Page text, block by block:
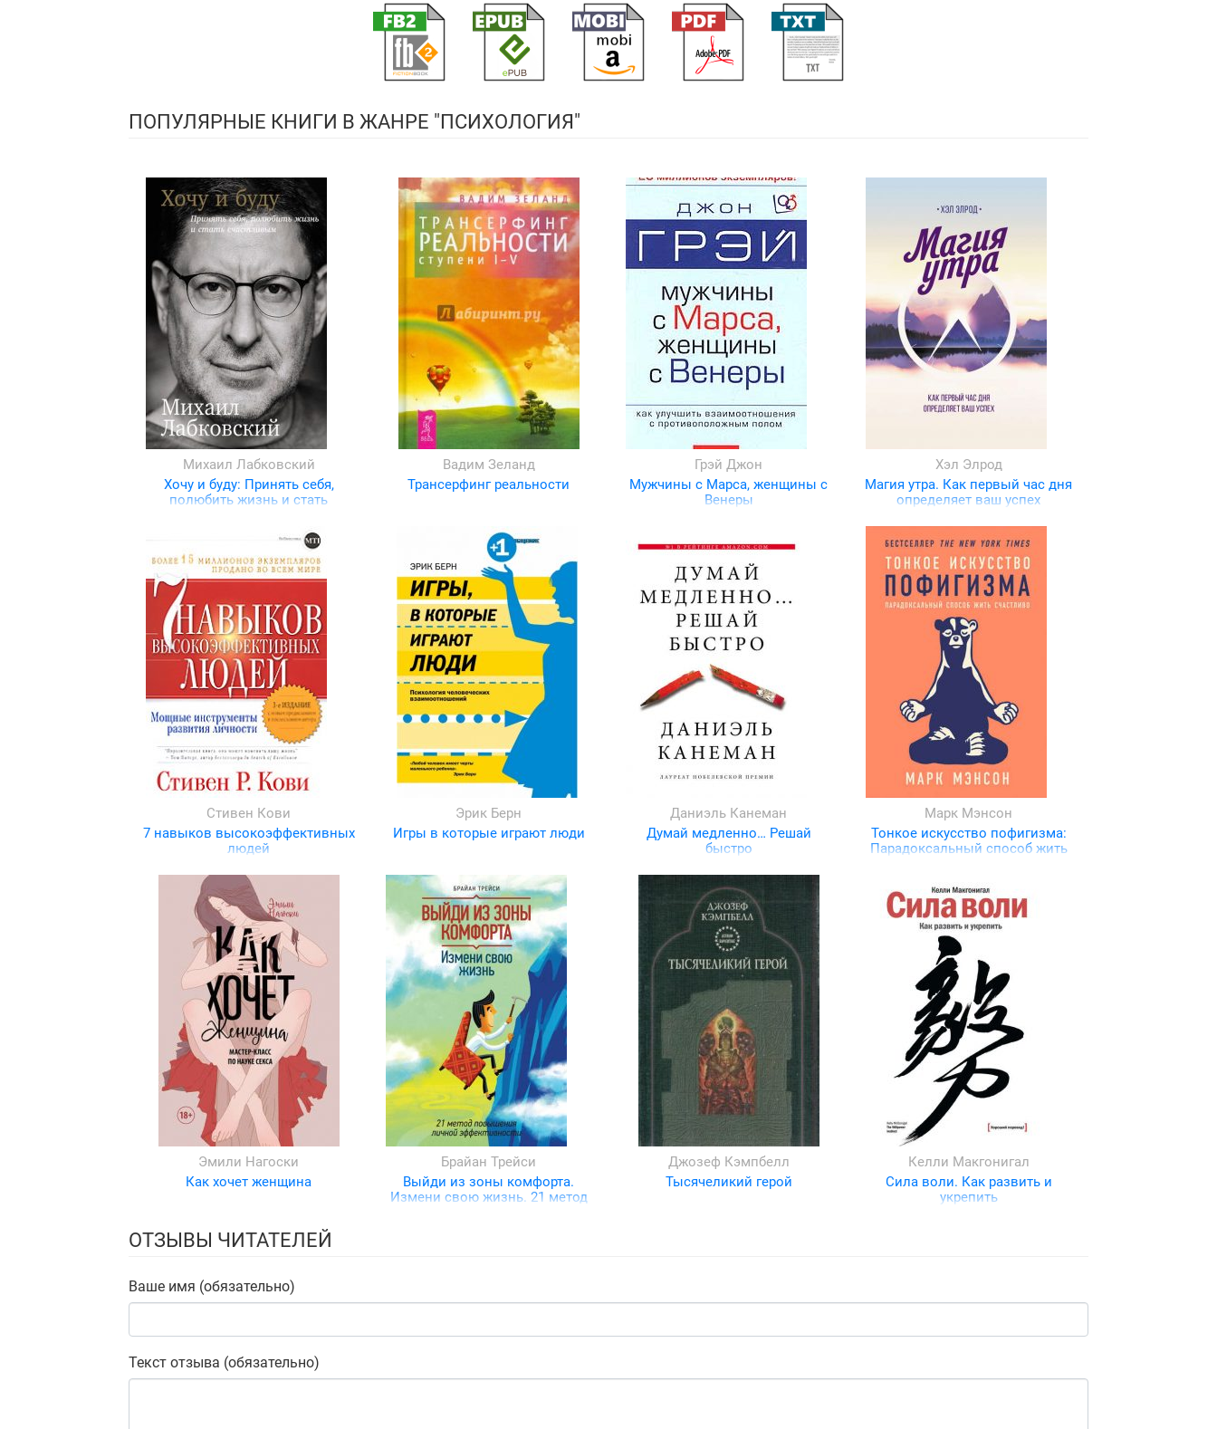
ПОПУЛЯРНЫЕ КНИГИ В ЖАНРЕ "ПСИХОЛОГИЯ"
Михаил Лабковский
Хочу и буду: Принять себя,
полюбить жизнь и стать
Вадим Зеланд
Трансерфинг реальности
Грэй Джон
Мужчины с Марса, женщины с
Венеры
Хэл Элрод
Магия утра. Как первый час дня
определяет ваш успех
Стивен Кови
7 навыков высокоэффективных
людей
Эрик Берн
Игры в которые играют люди
Даниэль Канеман
Думай медленно… Решай
быстро
Марк Мэнсон
Тонкое искусство пофигизма:
Парадоксальный способ жить
Эмили Нагоски
Как хочет женщина
Брайан Трейси
Выйди из зоны комфорта.
Измени свою жизнь. 21 метод
Джозеф Кэмпбелл
Тысячеликий герой
Келли Макгонигал
Сила воли. Как развить и
укрепить
ОТЗЫВЫ ЧИТАТЕЛЕЙ
Ваше имя (обязательно)
Текст отзыва (обязательно)